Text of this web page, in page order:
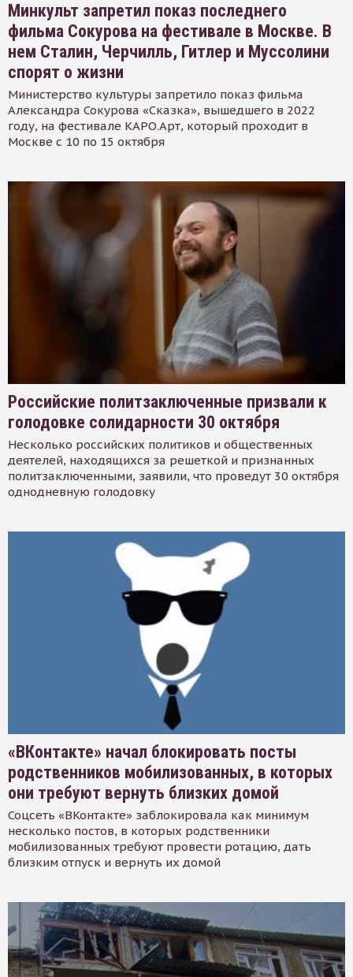
Минкульт запретил показ последнего
фильма Сокурова на фестивале в Москве. В
нем Сталин, Черчилль, Гитлер и Муссолини
спорят о жизни
Министерство культуры запретило показ фильма
Александра Сокурова «Сказка», вышедшего в 2022
году, на фестивале КАРО.Арт, который проходит в
Москве с 10 по 15 октября
Российские политзаключенные призвали к
голодовке солидарности 30 октября
Несколько российских политиков и общественных
деятелей, находящихся за решеткой и признанных
политзаключенными, заявили, что проведут 30 октября
однодневную голодовку
«ВКонтакте» начал блокировать посты
родственников мобилизованных, в которых
они требуют вернуть близких домой
Соцсеть «ВКонтакте» заблокировала как минимум
несколько постов, в которых родственники
мобилизованных требуют провести ротацию, дать
близким отпуск и вернуть их домой